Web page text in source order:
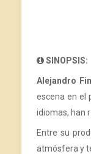
SINOPSIS:
Alejandro
escena en el
idiomas, han
Entre su
atmósfera y